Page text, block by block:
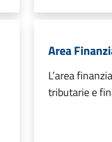
Area
L’area
tributarie e